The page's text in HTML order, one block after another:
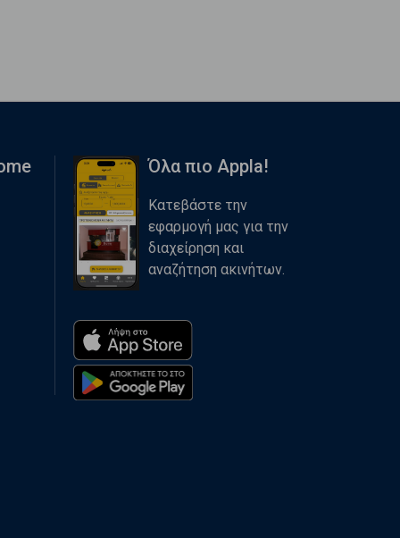
Όλα πιο Appla!
Κατεβάστε την
εφαρμογή μας για την
διαχείρηση και
αναζήτηση ακινήτων.